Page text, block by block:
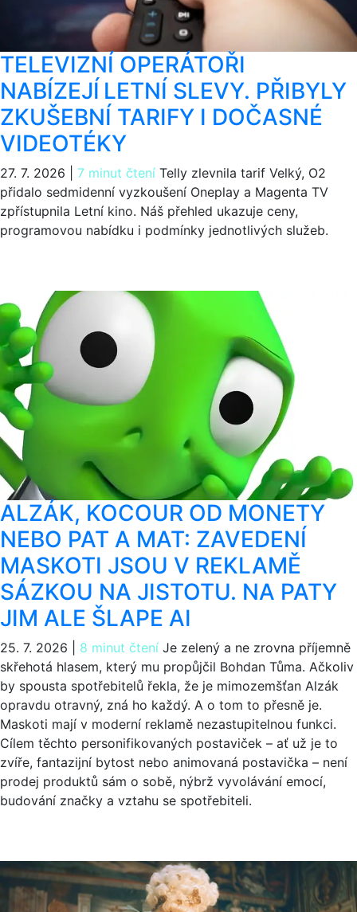
TELEVIZNÍ OPERÁTOŘI
NABÍZEJÍ LETNÍ SLEVY. PŘIBYLY
ZKUŠEBNÍ TARIFY I DOČASNÉ
VIDEOTÉKY
27. 7. 2026 7 minut čtení Telly zlevnila tarif Velký, O2
přidalo sedmidenní vyzkoušení Oneplay a Magenta TV
zpřístupnila Letní kino. Náš přehled ukazuje ceny,
programovou nabídku i podmínky jednotlivých služeb.
ALZÁK, KOCOUR OD MONETY
NEBO PAT A MAT: ZAVEDENÍ
MASKOTI JSOU V REKLAMĚ
SÁZKOU NA JISTOTU. NA PATY
JIM ALE ŠLAPE AI
25. 7. 2026 8 minut čtení Je zelený a ne zrovna příjemně
skřehotá hlasem, který mu propůjčil Bohdan Tůma. Ačkoliv
by spousta spotřebitelů řekla, že je mimozemšťan Alzák
opravdu otravný, zná ho každý. A o tom to přesně je.
Maskoti mají v moderní reklamě nezastupitelnou funkci.
Cílem těchto personifikovaných postaviček – ať už je to
zvíře, fantazijní bytost nebo animovaná postavička – není
prodej produktů sám o sobě, nýbrž vyvolávání emocí,
budování značky a vztahu se spotřebiteli.